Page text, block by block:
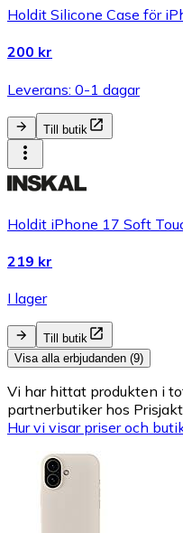
Holdit Silicone Case för
200 kr
Leverans: 0-1 dagar
Till butik
Holdit iPhone 17 Soft
219 kr
I lager
Till butik
Visa alla erbjudanden (9)
Vi har hittat produkten i
partnerbutiker hos
Hur vi visar priser och